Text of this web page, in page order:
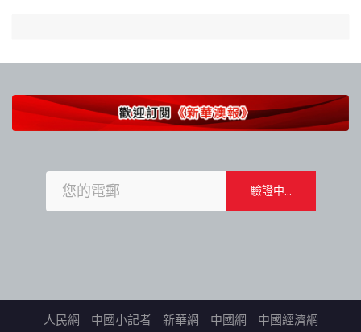
人民網 中國小記者 新華網 中國網 中國經濟網